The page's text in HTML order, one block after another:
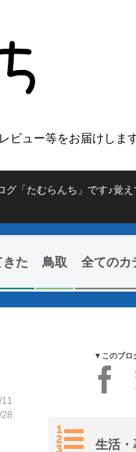
ビュー等をお届けしま
グ「たむらんち」です♪覚
きた 鳥取 全てのカ
11
28
▼このブロ
生活・